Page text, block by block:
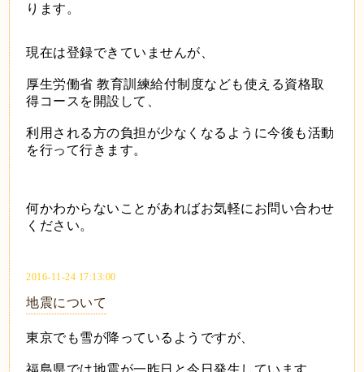
ります。
現在は登録できていませんが、
厚生労働省 教育訓練給付制度なども使える資格取
得コースを開設して、
利用される方の負担が少なくなるように今後も活動
を行って行きます。
何かわからないことがあればお気軽にお問い合わせ
ください。
2016-11-24 17:13:00
地震について
東京でも雪が降っているようですが、
福島県では地震が一昨日と今日発生しています。